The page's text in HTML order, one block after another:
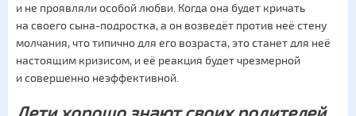
и не проявляли особой любви. Когда она будет кричать
на своего сына-подростка, а он возведёт против неё стену
молчания, что типично для его возраста, это станет для неё
настоящим кризисом, и её реакция будет чрезмерной
и совершенно неэффективной.